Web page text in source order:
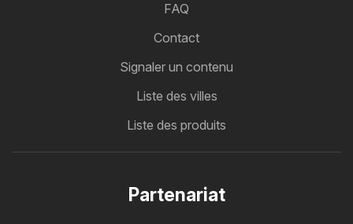
FAQ
Contact
Signaler un contenu
Liste des villes
Liste des produits
Partenariat